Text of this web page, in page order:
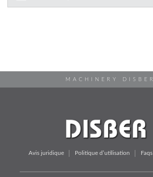
MACHINERY DISBER
Avis juridique Politique d’utilisation Faqs